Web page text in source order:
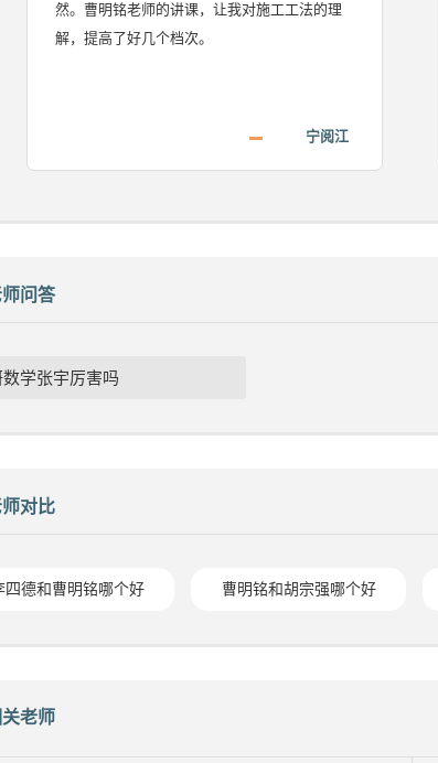
然。曹明铭老师的讲课，让我对施工工法的理
解，提高了好几个档次。
宁阅江
问答
学张宇厉害吗
对比
四德和曹明铭哪个好 曹明铭和胡宗强哪个好
老师